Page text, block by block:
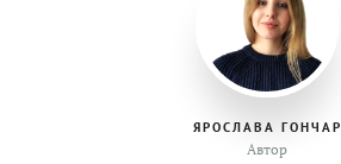
ЯРОСЛАВА ГОНЧАР
Автор